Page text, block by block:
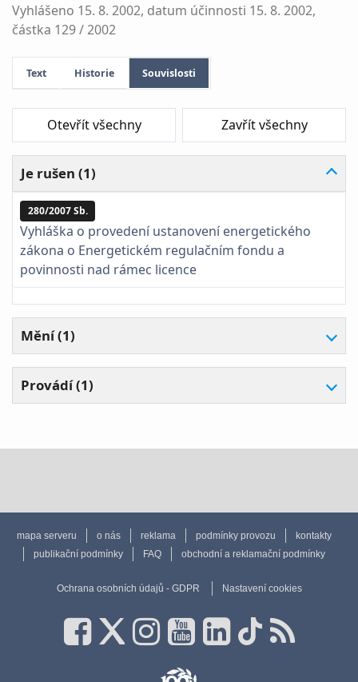
Vyhlášeno 15. 8. 2002, datum účinnosti 15. 8. 2002,
částka 129 / 2002
Text Historie Souvislosti
Otevřít všechny Zavřít všechny
Je rušen (1)
280/2007 Sb.
Vyhláška o provedení ustanovení energetického
zákona o Energetickém regulačním fondu a
povinnosti nad rámec licence
Mění (1)
Provádí (1)
mapa serveru o nás reklama podmínky provozu
kontakty
publikační podmínky
FAQ obchodní a reklamační podmínky
Ochrana osobních údajů - GDPR Nastavení cookies